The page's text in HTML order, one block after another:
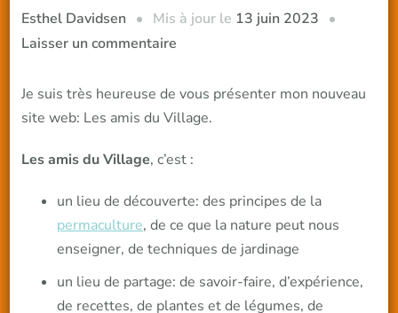
Esthel Davidsen Mis à jour le 13 juin 2023
Laisser un commentairesur
sur
mon
site
Je suis très heureuse de vous présenter mon nouveau
site web: Les amis du Village.
Les amis du Village, c’est :
un lieu de découverte: des principes de la
permaculture, de ce que la nature peut nous
enseigner, de techniques de jardinage
un lieu de partage: de savoir-faire, d’expérience,
de recettes, de plantes et de légumes, de